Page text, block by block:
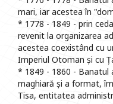
mari, iar acestea în
* 1778 - 1849 - prin
revenit la organizarea
acestea coexistând cu
Imperiul Otoman și cu
* 1849 - 1860 - Banatul
maghiară și a format,
Tisa, entitatea